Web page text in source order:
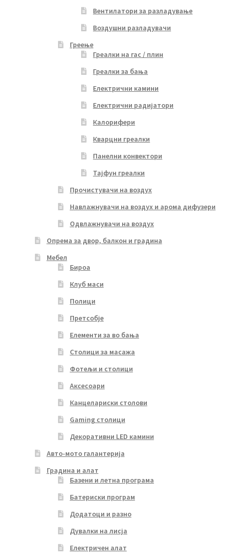
Вентилатори за разладување
Воздушни разладувачи
Греење
Греалки на гас / плин
Греалки за бања
Електрични камини
Електрични радијатори
Калорифери
Кварцни греалки
Панелни конвектори
Тајфун греалки
Прочистувачи на воздух
Навлажнувачи на воздух и арома дифузери
Одвлажнувачи на воздух
Опрема за двор, балкон и градина
Мебел
Бироа
Клуб маси
Полици
Претсобје
Елементи за во бања
Столици за масажа
Фотељи и столици
Аксесоари
Канцелариски столови
Gaming столици
Декоративни LED камини
Авто-мото галантерија
Градина и алат
Базени и летна програма
Батериски програм
Додатоци и разно
Дувалки на лисја
Електричен алат